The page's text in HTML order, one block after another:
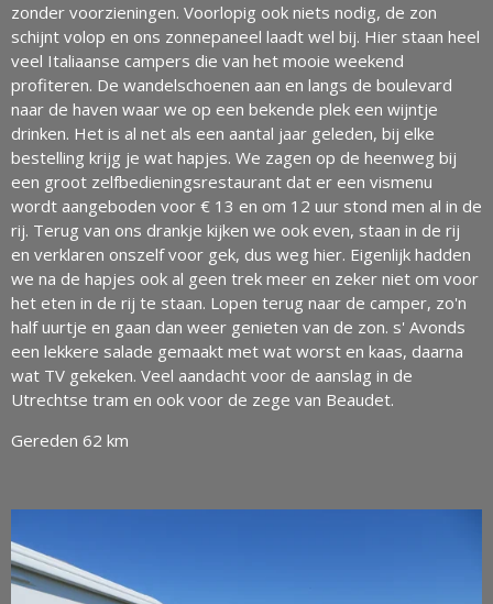
zonder voorzieningen. Voorlopig ook niets nodig, de zon
schijnt volop en ons zonnepaneel laadt wel bij. Hier staan heel
veel Italiaanse campers die van het mooie weekend
profiteren. De wandelschoenen aan en langs de boulevard
naar de haven waar we op een bekende plek een wijntje
drinken. Het is al net als een aantal jaar geleden, bij elke
bestelling krijg je wat hapjes. We zagen op de heenweg bij
een groot zelfbedieningsrestaurant dat er een vismenu
wordt aangeboden voor € 13 en om 12 uur stond men al in de
rij. Terug van ons drankje kijken we ook even, staan in de rij
en verklaren onszelf voor gek, dus weg hier. Eigenlijk hadden
we na de hapjes ook al geen trek meer en zeker niet om voor
het eten in de rij te staan. Lopen terug naar de camper, zo'n
half uurtje en gaan dan weer genieten van de zon. s' Avonds
een lekkere salade gemaakt met wat worst en kaas, daarna
wat TV gekeken. Veel aandacht voor de aanslag in de
Utrechtse tram en ook voor de zege van Beaudet.
Gereden 62 km